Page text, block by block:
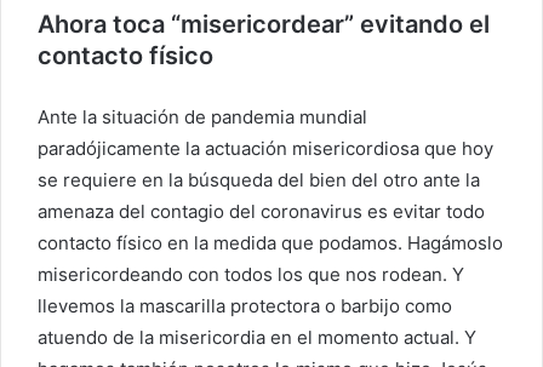
Ahora toca “misericordear” evitando el
contacto físico
Ante la situación de pandemia mundial
paradójicamente la actuación misericordiosa que hoy
se requiere en la búsqueda del bien del otro ante la
amenaza del contagio del coronavirus es evitar todo
contacto físico en la medida que podamos. Hagámoslo
misericordeando con todos los que nos rodean. Y
llevemos la mascarilla protectora o barbijo como
atuendo de la misericordia en el momento actual. Y